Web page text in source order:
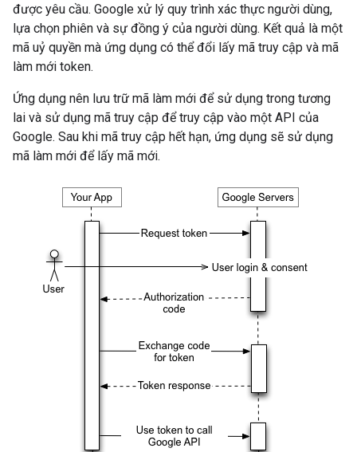
được yêu cầu. Google xử lý quy trình xác thực người dùng,
lựa chọn phiên và sự đồng ý của người dùng. Kết quả là một
mã uỷ quyền mà ứng dụng có thể đổi lấy mã truy cập và mã
làm mới token.
Ứng dụng nên lưu trữ mã làm mới để sử dụng trong tương
lai và sử dụng mã truy cập để truy cập vào một API của
Google. Sau khi mã truy cập hết hạn, ứng dụng sẽ sử dụng
mã làm mới để lấy mã mới.